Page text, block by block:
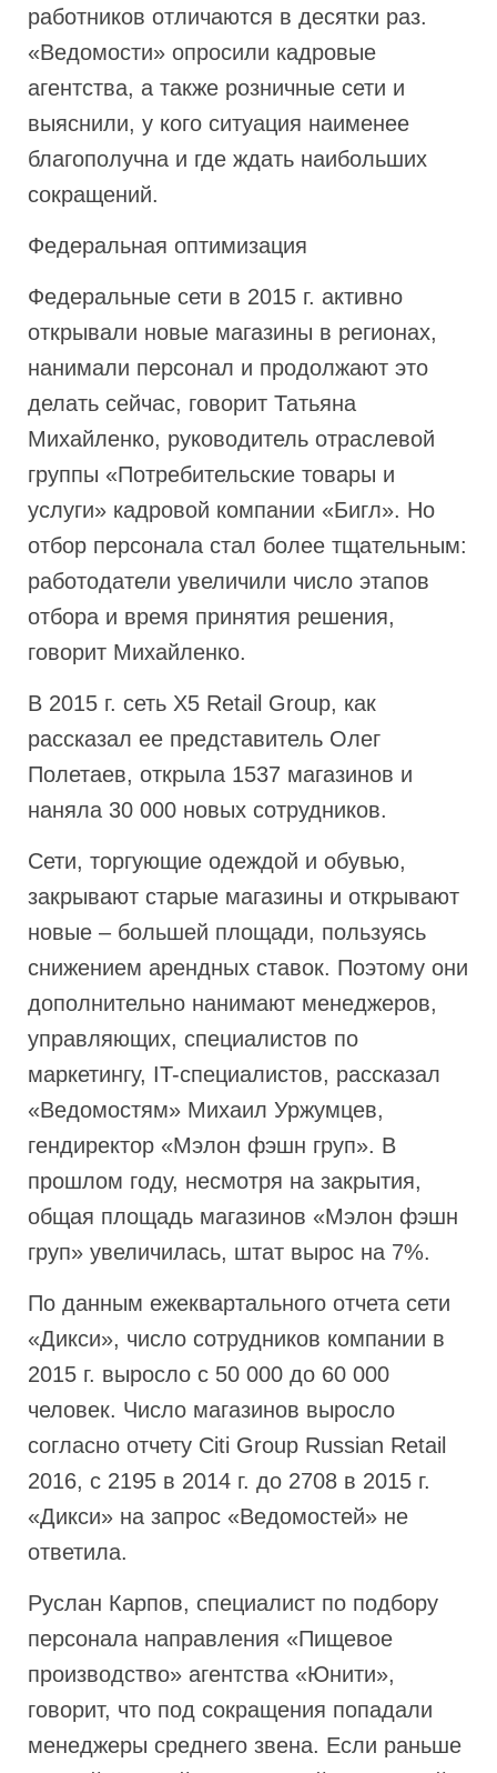
работников отличаются в десятки раз.
«Ведомости» опросили кадровые
агентства, а также розничные сети и
выяснили, у кого ситуация наименее
благополучна и где ждать наибольших
сокращений.
Федеральная оптимизация
Федеральные сети в 2015 г. активно
открывали новые магазины в регионах,
нанимали персонал и продолжают это
делать сейчас, говорит Татьяна
Михайленко, руководитель отраслевой
группы «Потребительские товары и
услуги» кадровой компании «Бигл». Но
отбор персонала стал более тщательным:
работодатели увеличили число этапов
отбора и время принятия решения,
говорит Михайленко.
В 2015 г. сеть X5 Retail Group, как
рассказал ее представитель Олег
Полетаев, открыла 1537 магазинов и
наняла 30 000 новых сотрудников.
Сети, торгующие одеждой и обувью,
закрывают старые магазины и открывают
новые – большей площади, пользуясь
снижением арендных ставок. Поэтому они
дополнительно нанимают менеджеров,
управляющих, специалистов по
маркетингу, IT-специалистов, рассказал
«Ведомостям» Михаил Уржумцев,
гендиректор «Мэлон фэшн груп». В
прошлом году, несмотря на закрытия,
общая площадь магазинов «Мэлон фэшн
груп» увеличилась, штат вырос на 7%.
По данным ежеквартального отчета сети
«Дикси», число сотрудников компании в
2015 г. выросло с 50 000 до 60 000
человек. Число магазинов выросло
согласно отчету Citi Group Russian Retail
2016, c 2195 в 2014 г. до 2708 в 2015 г.
«Дикси» на запрос «Ведомостей» не
ответила.
Руслан Карпов, специалист по подбору
персонала направления «Пищевое
производство» агентства «Юнити»,
говорит, что под сокращения попадали
менеджеры среднего звена. Если раньше